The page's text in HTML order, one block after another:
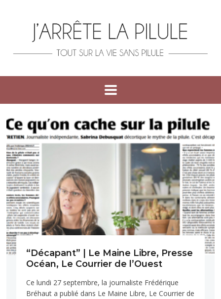
“Décapant” | Le Maine Libre, Presse
Océan, Le Courrier de l’Ouest
Ce lundi 27 septembre, la journaliste Frédérique
Bréhaut a publié dans Le Maine Libre, Le Courrier de